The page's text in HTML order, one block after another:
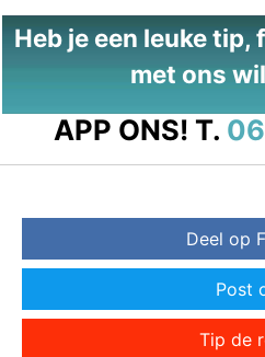
Heb je een leuke
met ons
APP ONS! T.
Deel op
Post
Tip de